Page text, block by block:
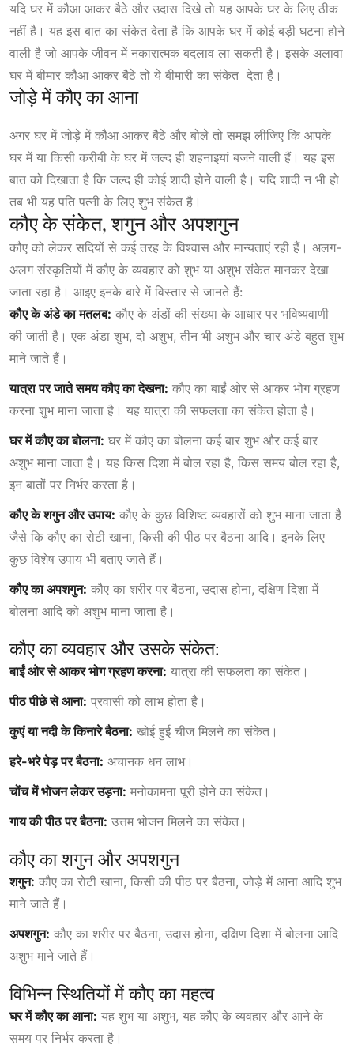
यदि घर में कौआ आकर बैठे और उदास दिखे तो यह आपके घर के लिए ठीक
नहीं है। यह इस बात का संकेत देता है कि आपके घर में कोई बड़ी घटना होने
वाली है जो आपके जीवन में नकारात्मक बदलाव ला सकती है। इसके अलावा
घर में बीमार कौआ आकर बैठे तो ये बीमारी का संकेत देता है।
जोड़े में कौए का आना
अगर घर में जोड़े में कौआ आकर बैठे और बोले तो समझ लीजिए कि आपके
घर में या किसी करीबी के घर में जल्द ही शहनाइयां बजने वाली हैं। यह इस
बात को दिखाता है कि जल्द ही कोई शादी होने वाली है। यदि शादी न भी हो
तब भी यह पति पत्नी के लिए शुभ संकेत है।
कौए के संकेत, शगुन और अपशगुन
कौए को लेकर सदियों से कई तरह के विश्वास और मान्यताएं रही हैं। अलग-
अलग संस्कृतियों में कौए के व्यवहार को शुभ या अशुभ संकेत मानकर देखा
जाता रहा है। आइए इनके बारे में विस्तार से जानते हैं:
कौए के अंडे का मतलब: कौए के अंडों की संख्या के आधार पर भविष्यवाणी
की जाती है। एक अंडा शुभ, दो अशुभ, तीन भी अशुभ और चार अंडे बहुत शुभ
माने जाते हैं।
यात्रा पर जाते समय कौए का देखना: कौए का बाईं ओर से आकर भोग ग्रहण
करना शुभ माना जाता है। यह यात्रा की सफलता का संकेत होता है।
घर में कौए का बोलना: घर में कौए का बोलना कई बार शुभ और कई बार
अशुभ माना जाता है। यह किस दिशा में बोल रहा है, किस समय बोल रहा है,
इन बातों पर निर्भर करता है।
कौए के शगुन और उपाय: कौए के कुछ विशिष्ट व्यवहारों को शुभ माना जाता है
जैसे कि कौए का रोटी खाना, किसी की पीठ पर बैठना आदि। इनके लिए
कुछ विशेष उपाय भी बताए जाते हैं।
कौए का अपशगुन: कौए का शरीर पर बैठना, उदास होना, दक्षिण दिशा में
बोलना आदि को अशुभ माना जाता है।
कौए का व्यवहार और उसके संकेत:
बाईं ओर से आकर भोग ग्रहण करना: यात्रा की सफलता का संकेत।
पीठ पीछे से आना: प्रवासी को लाभ होता है।
कुएं या नदी के किनारे बैठना: खोई हुई चीज मिलने का संकेत।
हरे-भरे पेड़ पर बैठना: अचानक धन लाभ।
चोंच में भोजन लेकर उड़ना: मनोकामना पूरी होने का संकेत।
गाय की पीठ पर बैठना: उत्तम भोजन मिलने का संकेत।
कौए का शगुन और अपशगुन
शगुन: कौए का रोटी खाना, किसी की पीठ पर बैठना, जोड़े में आना आदि शुभ
माने जाते हैं।
अपशगुन: कौए का शरीर पर बैठना, उदास होना, दक्षिण दिशा में बोलना आदि
अशुभ माने जाते हैं।
विभिन्न स्थितियों में कौए का महत्व
घर में कौए का आना: यह शुभ या अशुभ, यह कौए के व्यवहार और आने के
समय पर निर्भर करता है।